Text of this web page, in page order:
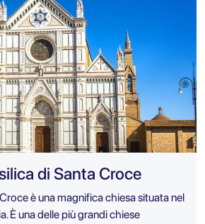
di Santa Croce
è una magnifica chiesa situata nel
È una delle più grandi chiese